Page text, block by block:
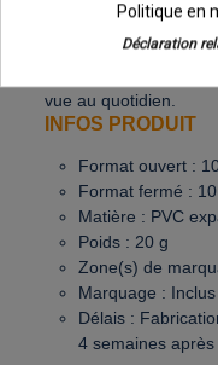
communication des
espace de
vue au quotidien.
INFOS PRODUIT
Format ouvert :
Format fermé :
Matière : PVC
Poids : 20 g
Zone(s) de
Marquage :
Délais :
4 semaines
Politique en
Déclaration